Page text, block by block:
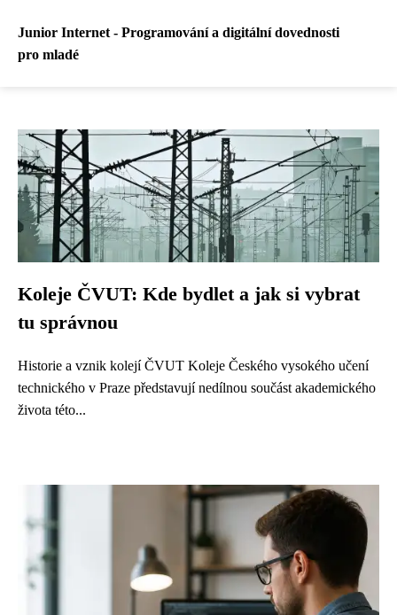
Junior Internet - Programování a digitální dovednosti
pro mladé
Koleje ČVUT: Kde bydlet a jak si vybrat
tu správnou
Historie a vznik kolejí ČVUT Koleje Českého vysokého učení
technického v Praze představují nedílnou součást akademického
života této...